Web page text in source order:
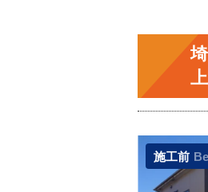
施工前